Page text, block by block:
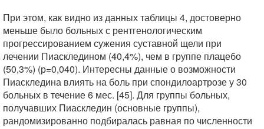
При этом, как видно из данных таблицы 4, достоверно
меньше было больных с рентгенологическим
прогрессированием сужения суставной щели при
лечении Пиаскледином (40,4%), чем в группе плацебо
(50,3%) (р=0,040). Интересны данные о возможности
Пиаскледина влиять на боль при спондилоартрозе у 30
больных в течение 6 мес. [45]. Для группы больных,
получавших Пиаскледин (основные группы),
рандомизированно подбиралась равная по численности